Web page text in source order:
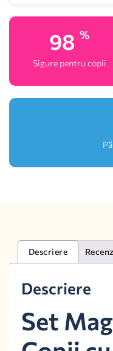
100 %
Sigure pentru copii
Descriere
Descriere
Set